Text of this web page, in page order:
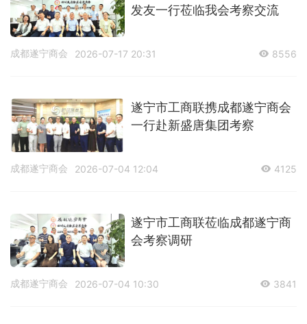
发友一行莅临我会考察交流
成都遂宁商会 2026-07-17 20:31 8556
遂宁市工商联携成都遂宁商会
一行赴新盛唐集团考察
成都遂宁商会 2026-07-04 12:04 4125
遂宁市工商联莅临成都遂宁商
会考察调研
成都遂宁商会 2026-07-04 10:30 3841